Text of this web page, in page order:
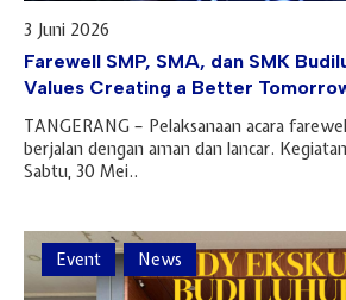
3 Juni 2026
Farewell SMP, SMA, dan SMK
Values Creating a Better
TANGERANG – Pelaksanaan acara
berjalan dengan aman dan lancar.
Sabtu, 30 Mei..
Event News